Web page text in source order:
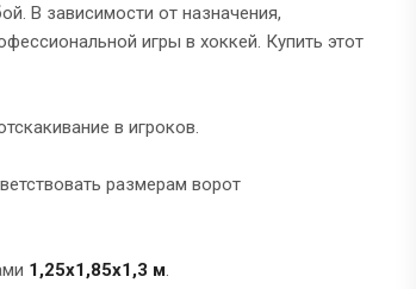
В зависимости от назначения,
игры в хоккей. Купить этот
в игроков.
размерам ворот
1,25х1,85х1,3 м.